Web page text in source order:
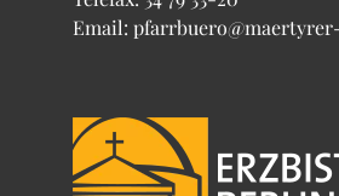
Email: